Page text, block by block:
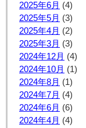
2025年6月 (4)
2025年5月 (3)
2025年4月 (2)
2025年3月 (3)
2024年12月 (4)
2024年10月 (1)
2024年8月 (1)
2024年7月 (4)
2024年6月 (6)
2024年4月 (4)